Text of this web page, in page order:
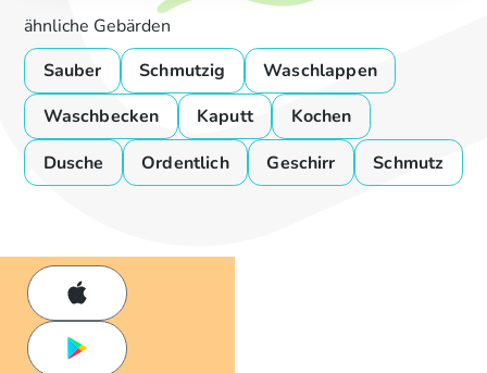
ähnliche Gebärden
Sauber
Schmutzig
Waschlappen
Waschbecken
Kaputt
Kochen
Dusche
Ordentlich Geschirr Schmutz